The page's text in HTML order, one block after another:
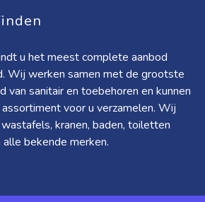
u het meest complete aanbod
Wij werken samen met de grootste
van sanitair en toebehoren en kunnen
voor u verzamelen. Wij
kranen, baden, toiletten
bekende merken.